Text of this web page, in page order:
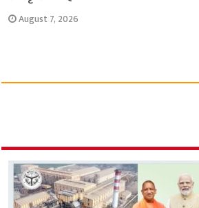
August 7, 2026